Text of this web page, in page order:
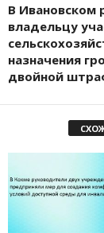
В Ивановском
владельцу
назначения
двойной